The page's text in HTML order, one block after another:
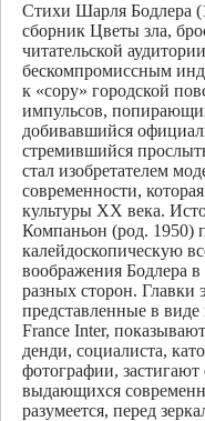
Стихи Шарля Бодлера
сборник Цветы зла,
читательской
бескомпромиссным
к «сору» городской
импульсов,
добивавшийся
стремившийся
стал изобретателем
современности,
культуры XX века.
Компаньон (род. 1950)
калейдоскопическую
воображения Бодлера
разных сторон. Главки
представленные в
France Inter,
денди, социалиста,
фотографии,
выдающихся
разумеется, перед